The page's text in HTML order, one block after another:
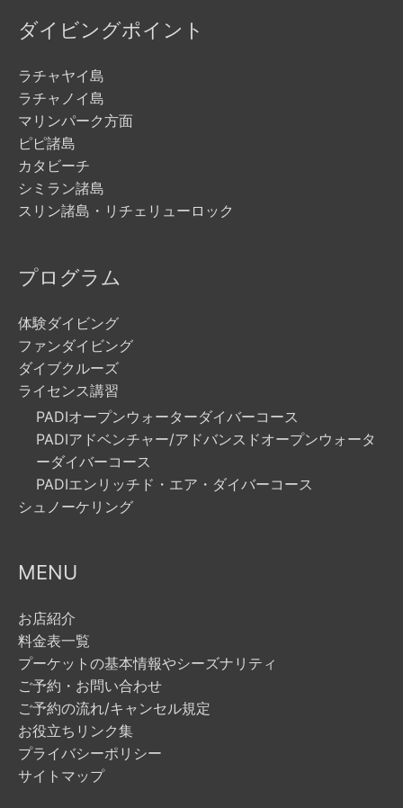
ダイビングポイント
ラチャヤイ島
ラチャノイ島
マリンパーク方面
ピピ諸島
カタビーチ
シミラン諸島
スリン諸島・リチェリューロック
プログラム
体験ダイビング
ファンダイビング
ダイブクルーズ
ライセンス講習
PADIオープンウォーターダイバーコース
PADIアドベンチャー/アドバンスドオープンウォータ
ーダイバーコース
PADIエンリッチド・エア・ダイバーコース
シュノーケリング
MENU
お店紹介
料金表一覧
プーケットの基本情報やシーズナリティ
ご予約・お問い合わせ
ご予約の流れ/キャンセル規定
お役立ちリンク集
プライバシーポリシー
サイトマップ